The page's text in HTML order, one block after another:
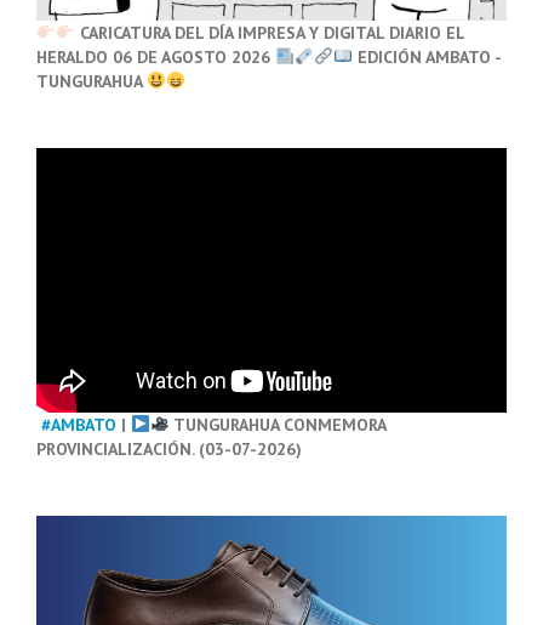
CARICATURA DEL DÍA IMPRESA Y DIGITAL DIARIO EL
HERALDO 06 DE AGOSTO 2026
EDICIÓN AMBATO -
TUNGURAHUA
#AMBATO |
TUNGURAHUA CONMEMORA
PROVINCIALIZACIÓN. (03-07-2026)